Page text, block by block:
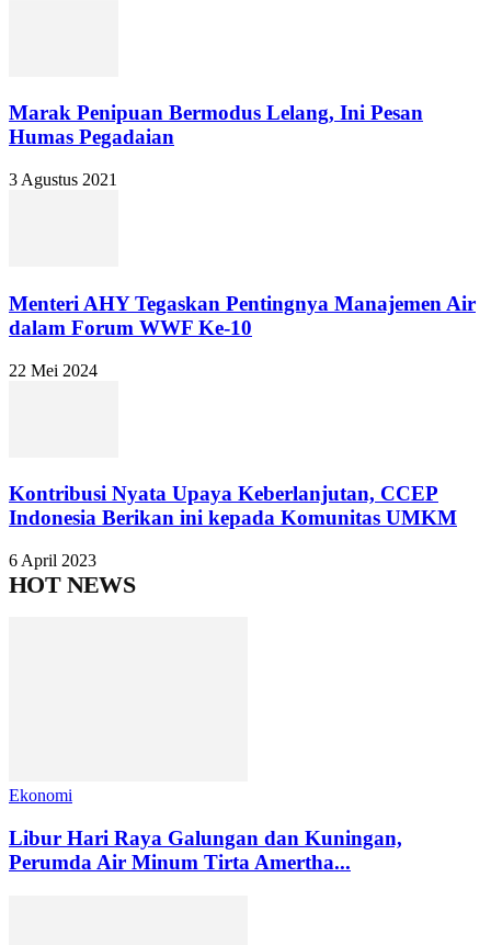
Marak Penipuan Bermodus Lelang, Ini Pesan
Humas Pegadaian
3 Agustus 2021
Menteri AHY Tegaskan Pentingnya Manajemen Air
dalam Forum WWF Ke-10
22 Mei 2024
Kontribusi Nyata Upaya Keberlanjutan, CCEP
Indonesia Berikan ini kepada Komunitas UMKM
6 April 2023
HOT NEWS
Ekonomi
Libur Hari Raya Galungan dan Kuningan,
Perumda Air Minum Tirta Amertha...